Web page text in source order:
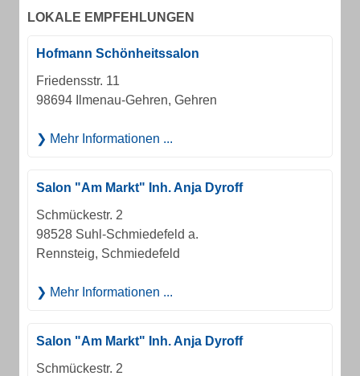
LOKALE EMPFEHLUNGEN
Hofmann Schönheitssalon
Friedensstr. 11
98694 Ilmenau-Gehren, Gehren
Mehr Informationen ...
Salon "Am Markt" Inh. Anja Dyroff
Schmückestr. 2
98528 Suhl-Schmiedefeld a.
Rennsteig, Schmiedefeld
Mehr Informationen ...
Salon "Am Markt" Inh. Anja Dyroff
Schmückestr. 2